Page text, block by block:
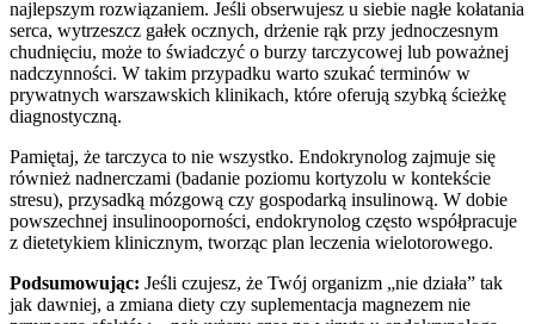
najlepszym rozwiązaniem. Jeśli obserwujesz u siebie nagłe kołatania
serca, wytrzeszcz gałek ocznych, drżenie rąk przy jednoczesnym
chudnięciu, może to świadczyć o burzy tarczycowej lub poważnej
nadczynności. W takim przypadku warto szukać terminów w
prywatnych warszawskich klinikach, które oferują szybką ścieżkę
diagnostyczną.
Pamiętaj, że tarczyca to nie wszystko. Endokrynolog zajmuje się
również nadnerczami (badanie poziomu kortyzolu w kontekście
stresu), przysadką mózgową czy gospodarką insulinową. W dobie
powszechnej insulinooporności, endokrynolog często współpracuje
z dietetykiem klinicznym, tworząc plan leczenia wielotorowego.
Podsumowując: Jeśli czujesz, że Twój organizm „nie działa” tak
jak dawniej, a zmiana diety czy suplementacja magnezem nie